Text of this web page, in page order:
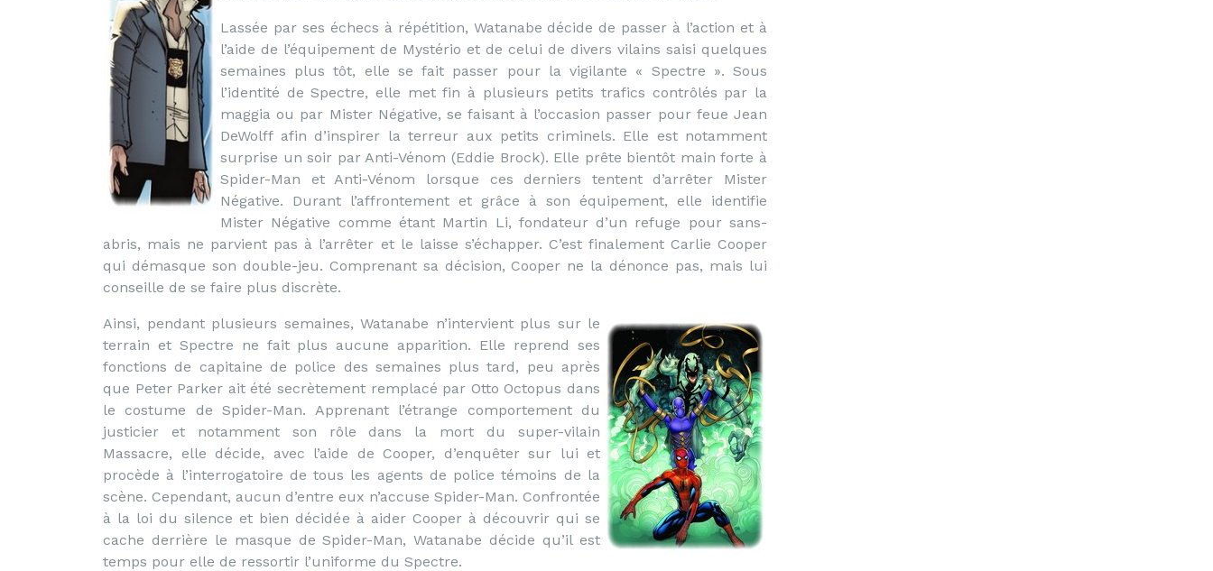
Lassée par ses échecs à répétition, Watanabe décide de passer à l’action et à
l’aide de l’équipement de Mystério et de celui de divers vilains saisi quelques
semaines plus tôt, elle se fait passer pour la vigilante « Spectre ». Sous
l’identité de Spectre, elle met fin à plusieurs petits trafics contrôlés par la
maggia ou par Mister Négative, se faisant à l’occasion passer pour feue Jean
DeWolff afin d’inspirer la terreur aux petits criminels. Elle est notamment
surprise un soir par Anti-Vénom (Eddie Brock). Elle prête bientôt main forte à
Spider-Man et Anti-Vénom lorsque ces derniers tentent d’arrêter Mister
Négative. Durant l’affrontement et grâce à son équipement, elle identifie
Mister Négative comme étant Martin Li, fondateur d’un refuge pour sans-
abris, mais ne parvient pas à l’arrêter et le laisse s’échapper. C’est finalement Carlie Cooper
qui démasque son double-jeu. Comprenant sa décision, Cooper ne la dénonce pas, mais lui
conseille de se faire plus discrète.
Ainsi, pendant plusieurs semaines, Watanabe n’intervient plus sur le
terrain et Spectre ne fait plus aucune apparition. Elle reprend ses
fonctions de capitaine de police des semaines plus tard, peu après
que Peter Parker ait été secrètement remplacé par Otto Octopus dans
le costume de Spider-Man. Apprenant l’étrange comportement du
justicier et notamment son rôle dans la mort du super-vilain
Massacre, elle décide, avec l’aide de Cooper, d’enquêter sur lui et
procède à l’interrogatoire de tous les agents de police témoins de la
scène. Cependant, aucun d’entre eux n’accuse Spider-Man. Confrontée
à la loi du silence et bien décidée à aider Cooper à découvrir qui se
cache derrière le masque de Spider-Man, Watanabe décide qu’il est
temps pour elle de ressortir l’uniforme du Spectre.